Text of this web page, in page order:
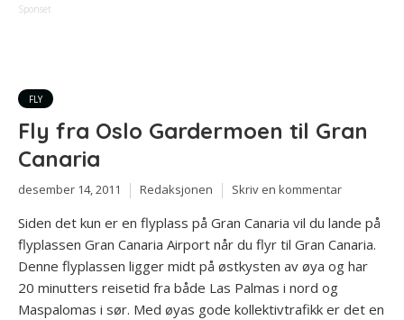
Sponset
FLY
Fly fra Oslo Gardermoen til Gran
Canaria
desember 14, 2011 Redaksjonen Skriv en kommentar
Siden det kun er en flyplass på Gran Canaria vil du lande på
flyplassen Gran Canaria Airport når du flyr til Gran Canaria.
Denne flyplassen ligger midt på østkysten av øya og har
20 minutters reisetid fra både Las Palmas i nord og
Maspalomas i sør. Med øyas gode kollektivtrafikk er det en